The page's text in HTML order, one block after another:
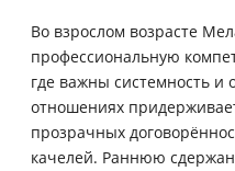
Во взрослом возрасте
профессиональную
где важны системность и
отношениях
прозрачных
качелей. Раннюю